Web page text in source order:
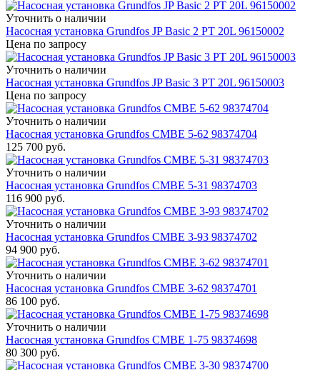
Уточнить о наличии
Насосная установка Grundfos JP Basic 2 PT 20L 96150002
Цена по запросу
Уточнить о наличии
Насосная установка Grundfos JP Basic 3 PT 20L 96150003
Цена по запросу
Уточнить о наличии
Насосная установка Grundfos CMBE 5-62 98374704
125 700 руб.
Уточнить о наличии
Насосная установка Grundfos CMBE 5-31 98374703
116 900 руб.
Уточнить о наличии
Насосная установка Grundfos CMBE 3-93 98374702
94 900 руб.
Уточнить о наличии
Насосная установка Grundfos CMBE 3-62 98374701
86 100 руб.
Уточнить о наличии
Насосная установка Grundfos CMBE 1-75 98374698
80 300 руб.